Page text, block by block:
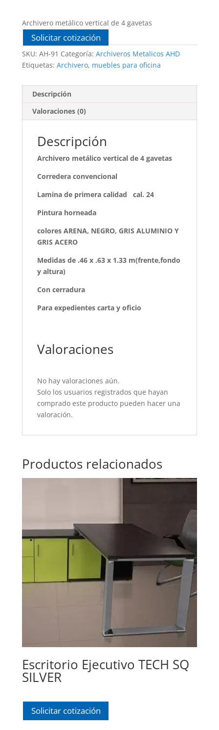
Archivero metálico vertical de 4 gavetas
Solicitar cotización
SKU: AH-91 Categoría: Archiveros Metalicos AHD
Etiquetas: Archivero, muebles para oficina
Descripción
Valoraciones (0)
Descripción
Archivero metálico vertical de 4 gavetas
Corredera convencional
Lamina de primera calidad cal. 24
Pintura horneada
colores ARENA, NEGRO, GRIS ALUMINIO Y
GRIS ACERO
Medidas de .46 x .63 x 1.33 m(frente,fondo
y altura)
Con cerradura
Para expedientes carta y oficio
Valoraciones
No hay valoraciones aún.
Solo los usuarios registrados que hayan
comprado este producto pueden hacer una
valoración.
Productos relacionados
Escritorio Ejecutivo TECH SQ
SILVER
Solicitar cotización